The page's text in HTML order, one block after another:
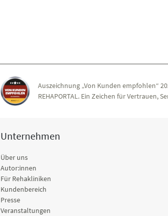
Auszeichnung „Von Kunden empfohlen“
REHAPORTAL. Ein Zeichen für Vertrauen,
Unternehmen
Über uns
Autor:innen
Für Rehakliniken
Kundenbereich
Presse
Veranstaltungen